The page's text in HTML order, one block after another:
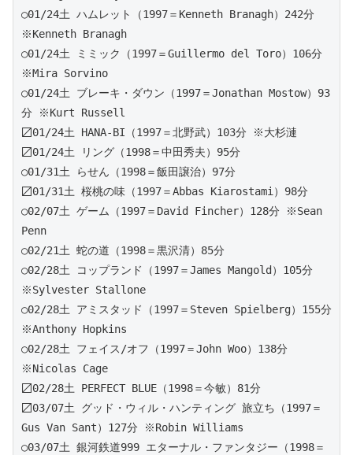
○01/24土 ハムレット（1997＝Kenneth Branagh）242分
※Kenneth Branagh
○01/24土 ミミック（1997＝Guillermo del Toro）106分
※Mira Sorvino
○01/24土 ブレーキ・ダウン（1997＝Jonathan Mostow）93
分 ※Kurt Russell
〼01/24土 HANA-BI（1997＝北野武）103分 ※大杉漣
〼01/24土 リング（1998＝中田秀夫）95分
○01/31土 らせん（1998＝飯田譲治）97分
〼01/31土 桜桃の味（1997＝Abbas Kiarostami）98分
○02/07土 ゲーム（1997＝David Fincher）128分 ※Sean
Penn
○02/21土 蛇の道（1998＝黒沢清）85分
○02/28土 コップランド（1997＝James Mangold）105分
※Sylvester Stallone
○02/28土 アミスタッド（1997＝Steven Spielberg）155分
※Anthony Hopkins
○02/28土 フェイス/オフ（1997＝John Woo）138分
※Nicolas Cage
〼02/28土 PERFECT BLUE（1998＝今敏）81分
〼03/07土 グッド・ウィル・ハンティング 旅立ち（1997＝
Gus Van Sant）127分 ※Robin Williams
○03/07土 銀河鉄道999 エターナル・ファンタジー（1998＝